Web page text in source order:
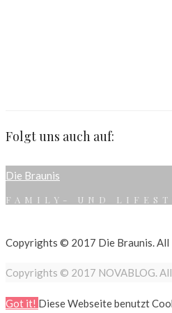
Folgt uns auch auf:
Die Braunis
FAMILY- UND
Copyrights © 2017 Die Braunis. All
Copyrights © 2017 NOVABLOG.
Got it! Diese Webseite benutzt